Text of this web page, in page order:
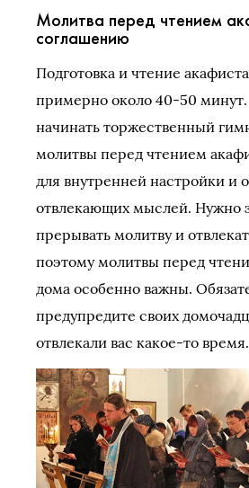
Молитва перед чтением
соглашению
Подготовка и чтение
примерно около 40-50
начинать торжественный
молитвы перед чтением
для внутренней настройки и
отвлекающих мыслей. Нужно
прерывать молитву и
поэтому молитвы перед
дома особенно важны.
предупредите своих
отвлекали вас какое-то время.